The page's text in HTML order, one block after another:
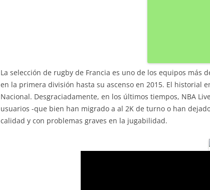
La selección de rugby de Francia es uno de los equipos
en la primera división hasta su ascenso en 2015. El historial
Nacional. Desgraciadamente, en los últimos tiempos, NBA
usuarios -que bien han migrado a al 2K de turno o han
calidad y con problemas graves en la jugabilidad.